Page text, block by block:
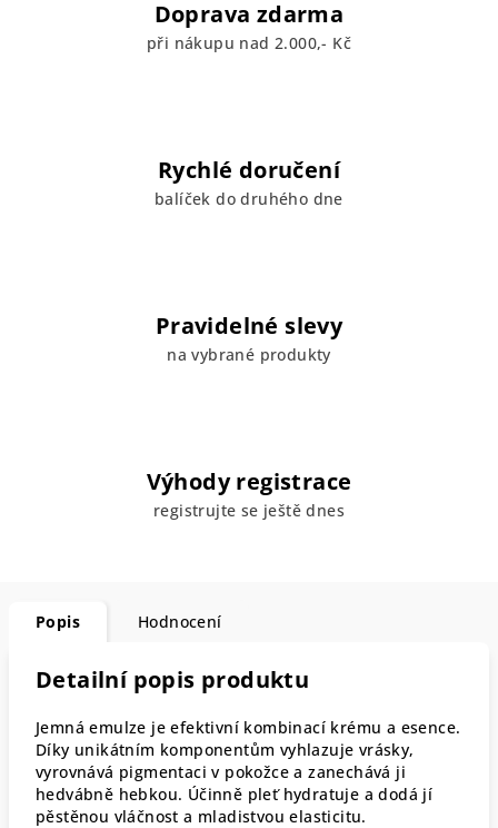
Doprava zdarma
při nákupu nad 2.000,- Kč
Rychlé doručení
balíček do druhého dne
Pravidelné slevy
na vybrané produkty
Výhody registrace
registrujte se ještě dnes
Popis Hodnocení
Detailní popis produktu
Jemná emulze je efektivní kombinací krému a esence.
Díky unikátním komponentům vyhlazuje vrásky,
vyrovnává pigmentaci v pokožce a zanechává ji
hedvábně hebkou. Účinně pleť hydratuje a dodá jí
pěstěnou vláčnost a mladistvou elasticitu.